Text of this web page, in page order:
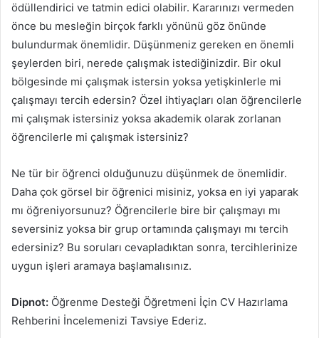
ödüllendirici ve tatmin edici olabilir. Kararınızı vermeden
önce bu mesleğin birçok farklı yönünü göz önünde
bulundurmak önemlidir. Düşünmeniz gereken en önemli
şeylerden biri, nerede çalışmak istediğinizdir. Bir okul
bölgesinde mi çalışmak istersin yoksa yetişkinlerle mi
çalışmayı tercih edersin? Özel ihtiyaçları olan öğrencilerle
mi çalışmak istersiniz yoksa akademik olarak zorlanan
öğrencilerle mi çalışmak istersiniz?
Ne tür bir öğrenci olduğunuzu düşünmek de önemlidir.
Daha çok görsel bir öğrenici misiniz, yoksa en iyi yaparak
mı öğreniyorsunuz? Öğrencilerle bire bir çalışmayı mı
seversiniz yoksa bir grup ortamında çalışmayı mı tercih
edersiniz? Bu soruları cevapladıktan sonra, tercihlerinize
uygun işleri aramaya başlamalısınız.
Dipnot: Öğrenme Desteği Öğretmeni İçin CV Hazırlama
Rehberini İncelemenizi Tavsiye Ederiz.